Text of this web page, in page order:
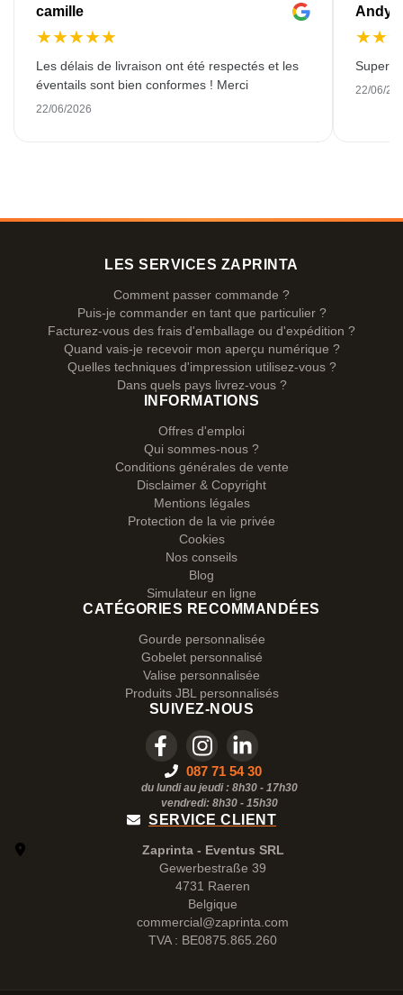
camille
★★★★★
Les délais de livraison ont été respectés et les
éventails sont bien conformes ! Merci
22/06/2026
Andy
★★
Super
22/06/
LES SERVICES ZAPRINTA
Comment passer commande ?
Puis-je commander en tant que particulier ?
Facturez-vous des frais d'emballage ou d'expédition ?
Quand vais-je recevoir mon aperçu numérique ?
Quelles techniques d'impression utilisez-vous ?
Dans quels pays livrez-vous ?
INFORMATIONS
Offres d'emploi
Qui sommes-nous ?
Conditions générales de vente
Disclaimer & Copyright
Mentions légales
Protection de la vie privée
Cookies
Nos conseils
Blog
Simulateur en ligne
CATÉGORIES RECOMMANDÉES
Gourde personnalisée
Gobelet personnalisé
Valise personnalisée
Produits JBL personnalisés
SUIVEZ-NOUS
087 71 54 30
du lundi au jeudi : 8h30 - 17h30
vendredi: 8h30 - 15h30
SERVICE CLIENT
Zaprinta - Eventus SRL
Gewerbestraße 39
4731 Raeren
Belgique
commercial@zaprinta.com
TVA : BE0875.865.260